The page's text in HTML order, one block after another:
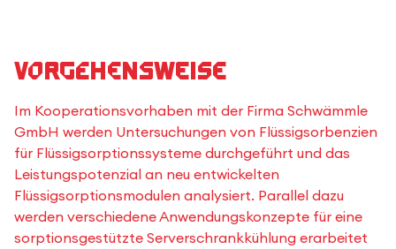
Vorgehensweise
Im Kooperationsvorhaben mit der Firma Schwämmle
GmbH werden Untersuchungen von Flüssigsorbenzien
für Flüssigsorptionssysteme durchgeführt und das
Leistungspotenzial an neu entwickelten
Flüssigsorptionsmodulen analysiert. Parallel dazu
werden verschiedene Anwendungskonzepte für eine
sorptionsgestützte Serverschrankkühlung erarbeitet